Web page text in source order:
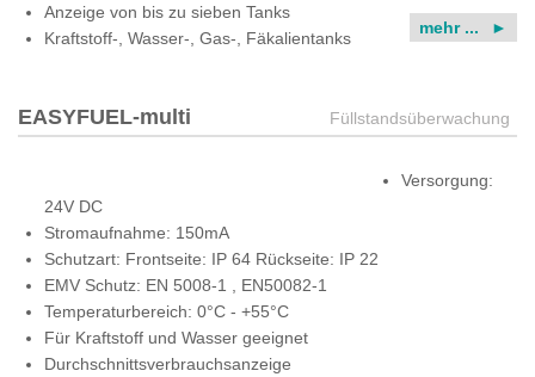
Anzeige von bis zu sieben Tanks
Kraftstoff-, Wasser-, Gas-, Fäkalientanks
mehr ...
EASYFUEL-multi Füllstandsüberwachung
Versorgung:
24V DC
Stromaufnahme: 150mA
Schutzart: Frontseite: IP 64 Rückseite: IP 22
EMV Schutz: EN 5008-1 , EN50082-1
Temperaturbereich: 0°C - +55°C
Für Kraftstoff und Wasser geeignet
Durchschnittsverbrauchsanzeige